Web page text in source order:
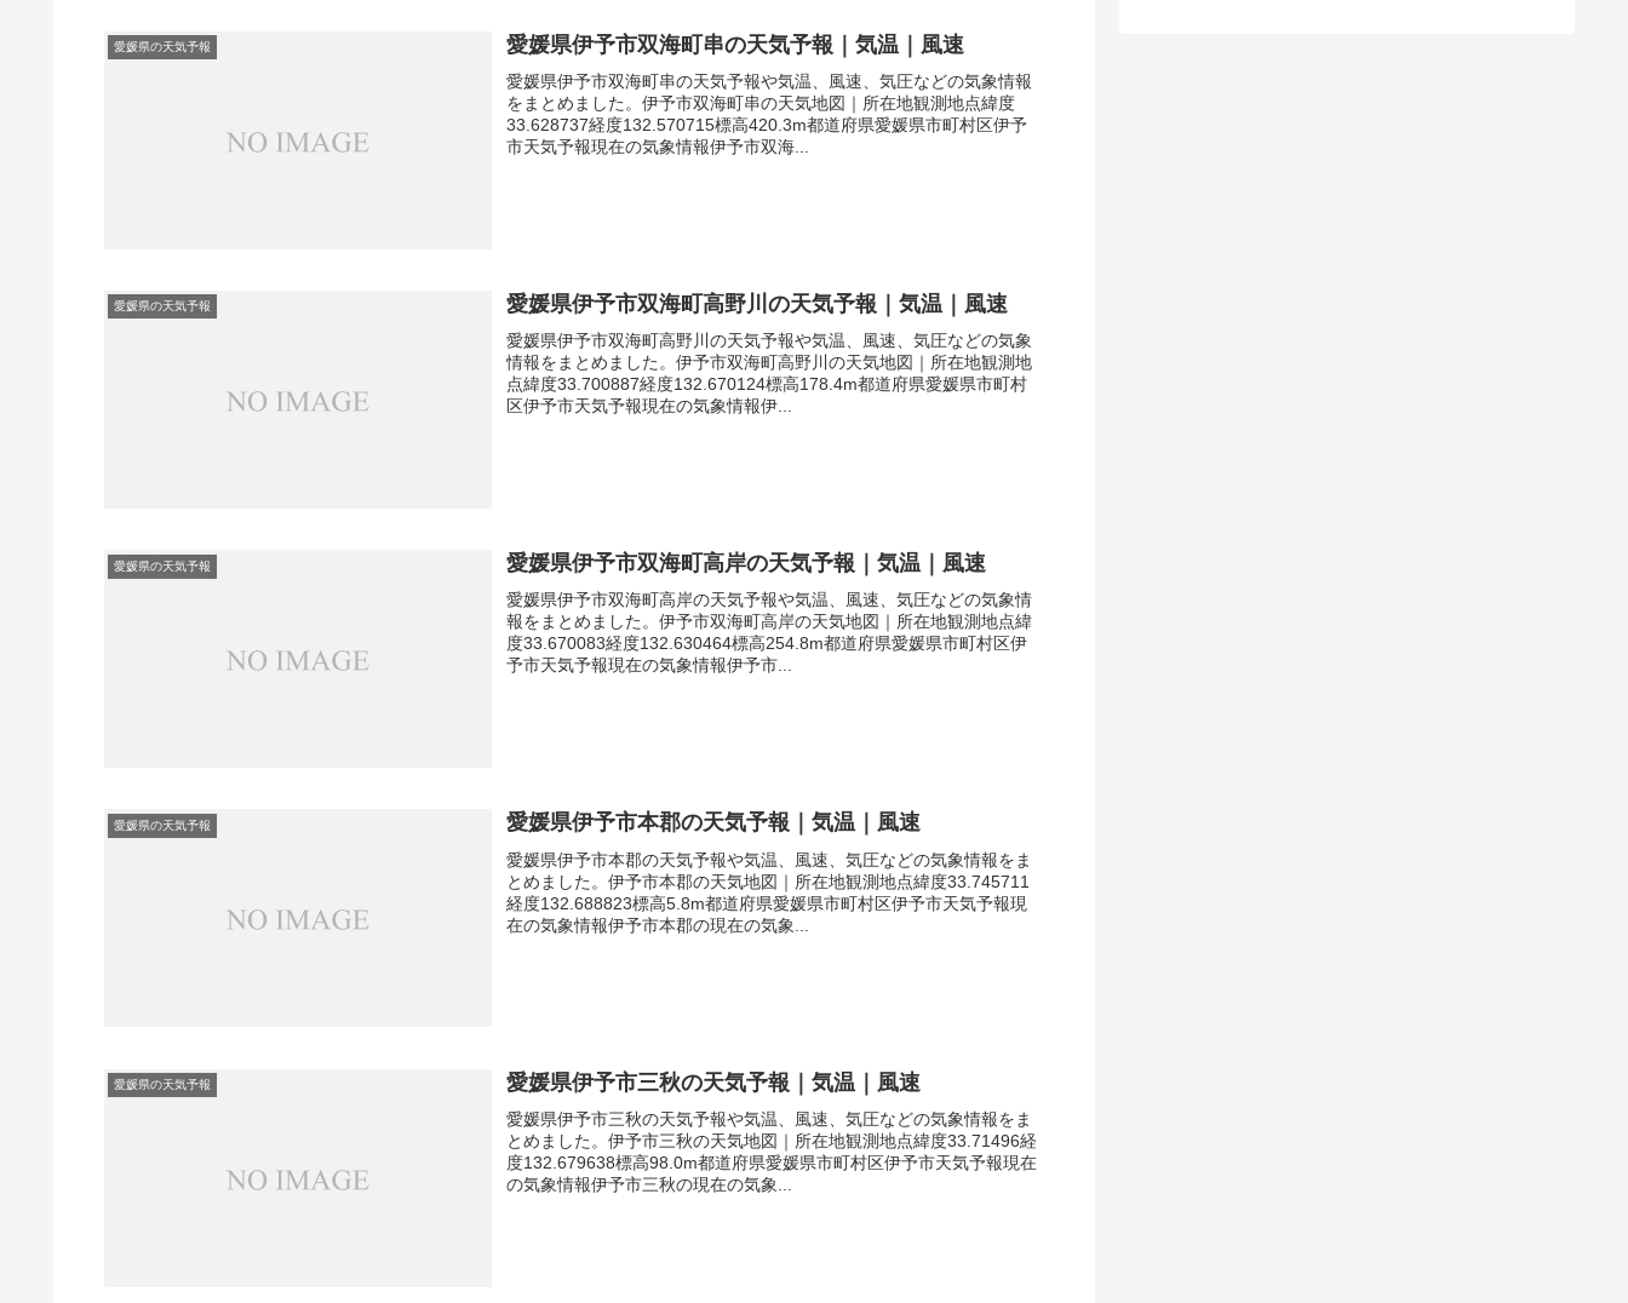
愛媛県の天気予報 愛媛県伊予市双海町串の天気予報｜気温｜風速
愛媛県伊予市双海町串の天気予報や気温、風速、気圧などの気象情報
をまとめました。伊予市双海町串の天気地図｜所在地観測地点緯度
33.628737経度132.570715標高420.3m都道府県愛媛県市町村区伊予
市天気予報現在の気象情報伊予市双海...
愛媛県の天気予報 愛媛県伊予市双海町高野川の天気予報｜気温｜風速
愛媛県伊予市双海町高野川の天気予報や気温、風速、気圧などの気象
情報をまとめました。伊予市双海町高野川の天気地図｜所在地観測地
点緯度33.700887経度132.670124標高178.4m都道府県愛媛県市町村
区伊予市天気予報現在の気象情報伊...
愛媛県の天気予報 愛媛県伊予市双海町高岸の天気予報｜気温｜風速
愛媛県伊予市双海町高岸の天気予報や気温、風速、気圧などの気象情
報をまとめました。伊予市双海町高岸の天気地図｜所在地観測地点緯
度33.670083経度132.630464標高254.8m都道府県愛媛県市町村区伊
予市天気予報現在の気象情報伊予市...
愛媛県の天気予報 愛媛県伊予市本郡の天気予報｜気温｜風速
愛媛県伊予市本郡の天気予報や気温、風速、気圧などの気象情報をま
とめました。伊予市本郡の天気地図｜所在地観測地点緯度33.745711
経度132.688823標高5.8m都道府県愛媛県市町村区伊予市天気予報現
在の気象情報伊予市本郡の現在の気象...
愛媛県の天気予報 愛媛県伊予市三秋の天気予報｜気温｜風速
愛媛県伊予市三秋の天気予報や気温、風速、気圧などの気象情報をま
とめました。伊予市三秋の天気地図｜所在地観測地点緯度33.71496経
度132.679638標高98.0m都道府県愛媛県市町村区伊予市天気予報現在
の気象情報伊予市三秋の現在の気象...